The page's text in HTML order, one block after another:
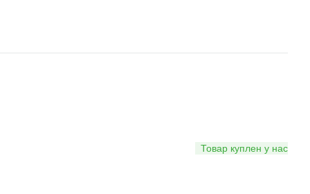
Товар куплен у нас